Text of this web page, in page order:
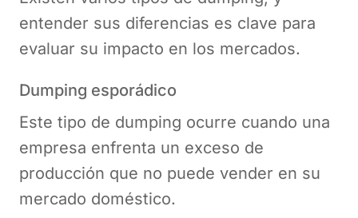
entender sus diferencias es clave para
evaluar su impacto en los mercados.
Dumping esporádico
Este tipo de dumping ocurre cuando una
empresa enfrenta un exceso de
producción que no puede vender en su
mercado doméstico.